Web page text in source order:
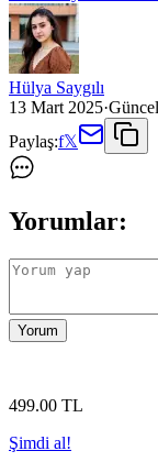
Hülya Saygılı
13 Mart 2025·
Paylaş:f𝕏
Yorumlar:
Yorum
499.00 TL
Şimdi al!